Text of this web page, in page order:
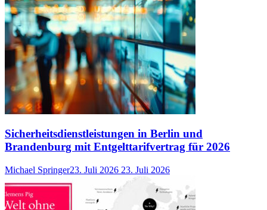
Sicherheitsdienstleistungen in Berlin und
Brandenburg mit Entgelttarifvertrag für 2026
Michael Springer23. Juli 2026 23. Juli 2026